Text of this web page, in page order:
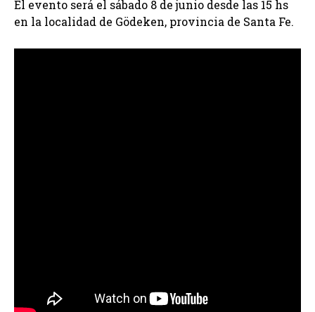
El evento será el sábado 8 de junio desde las 15 hs
en la localidad de Gödeken, provincia de Santa Fe.